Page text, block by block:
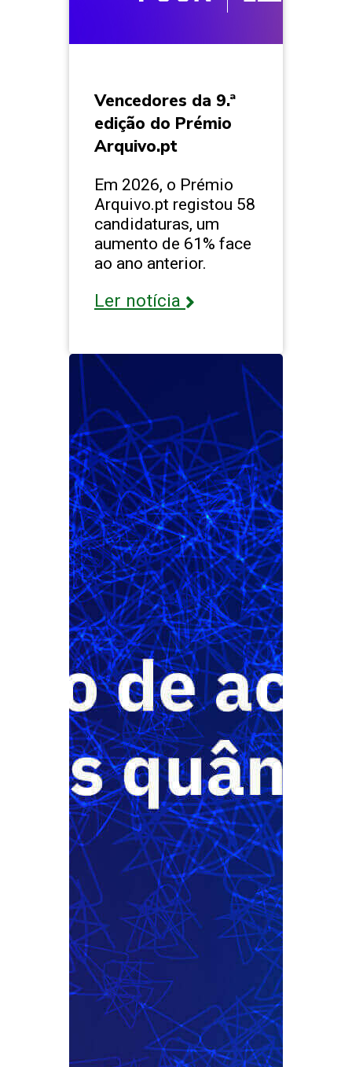
Vencedores da 9.ª
edição do Prémio
Arquivo.pt
Em 2026, o Prémio
Arquivo.pt registou 58
candidaturas, um
aumento de 61% face
ao ano anterior.
Ler notícia